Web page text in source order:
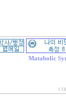
Matabolic